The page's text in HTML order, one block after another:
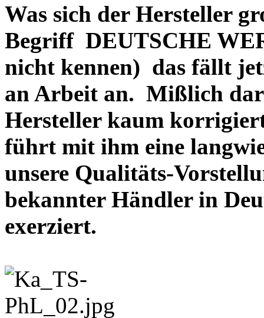
Was sich der Hersteller
Begriff DEUTSCHE
nicht kennen) das fällt
an Arbeit an. Mißlich
Hersteller kaum
führt mit ihm eine
unsere Qualitäts-
bekannter Händler in
exerziert.